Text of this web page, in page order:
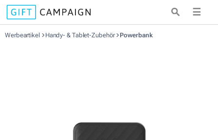
☰
Werbeartikel Handy- & Tablet-Zubehör Powerbank